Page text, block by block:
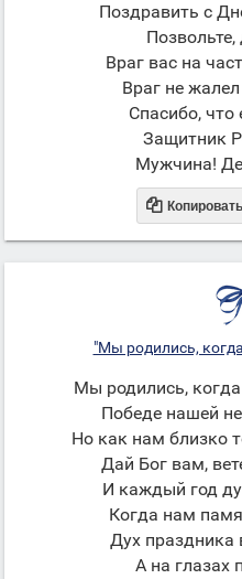
Поздравить с
Позвольте,
Враг вас на
Враг не
Спасибо,
Защитник
Мужчина!

"Мы родились,
Мы родились,
Победе нашей
Но как нам близко
Дай Бог вам,
И каждый год
Когда нам
Дух праздника
А на глазах